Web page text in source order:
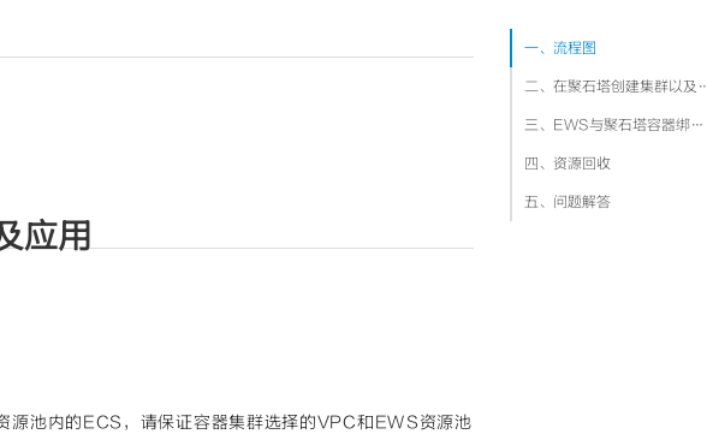
一、流程图
二、在聚石
三、EWS与聚石塔容器绑定相同域名
四、资源回收
五、问题解答
应用
源池内的ECS，请保证容器集群选择的VPC和EWS资源池